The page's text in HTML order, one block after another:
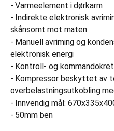
- Varmeelement i dørkarm
- Indirekte elektronisk
skånsomt mot maten
- Manuell avriming og
elektronisk energi
- Kontroll- og
- Kompressor beskyttet av
overbelastningsutkobling
- Innvendig mål:
- 50mm ben